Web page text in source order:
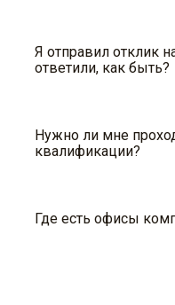
обговаривается во
Я отправил отклик
ответили, как быть?
dep@ecvols.ru и мы
Нужно ли мне
квалификации?
внутреннее
Где есть офисы